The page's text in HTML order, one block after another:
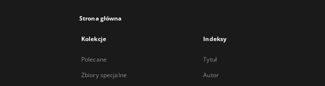
Strona główna
Kolekcje
Polecane
Zbiory specjalne
Indeksy
Tytuł
Autor